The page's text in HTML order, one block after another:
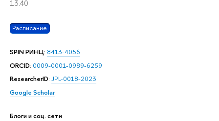
13.40
Расписание
SPIN РИНЦ: 8413-4056
ORCID: 0009-0001-0989-6259
ResearcherID: JPL-0018-2023
Google Scholar
Блоги и соц. сети